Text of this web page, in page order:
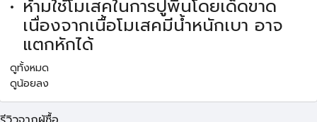
ห้ามใช้โมเสคในการปูพื้นโดยเด็ดขาด
เนื่องจากเนื้อโมเสคมีน้ำหนักเบา อาจ
แตกหักได้
ดูทั้งหมด
ดูน้อยลง